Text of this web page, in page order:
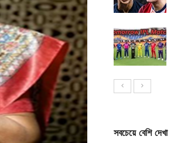
সবচেয়ে বেশি দেখা